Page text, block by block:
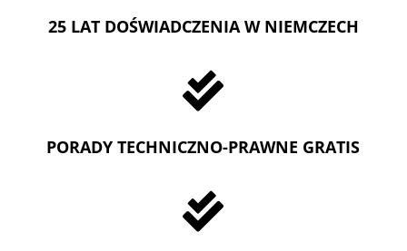
25 LAT DOŚWIADCZENIA W NIEMCZECH

PORADY TECHNICZNO-PRAWNE GRATIS
